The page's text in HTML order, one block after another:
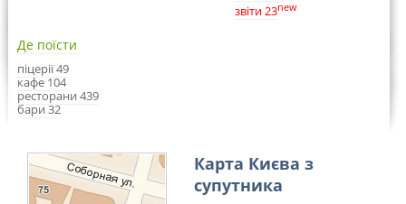
звіти 23new
Де поїсти
піцерії 49
кафе 104
ресторани 439
бари 32
Карта Києва з
супутника